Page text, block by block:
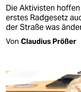
Die Aktivisten
erstes Radgesetz
der Straße was
Von Claudius Prößer